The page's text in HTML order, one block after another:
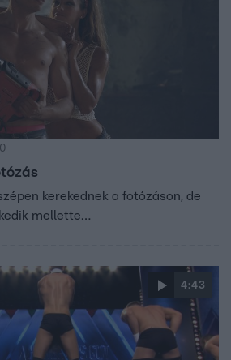
kerekednek a fotózáson, de
mellette…
4:43